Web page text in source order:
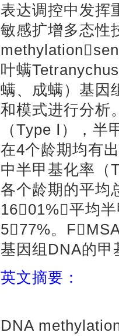
表达调控中发挥
敏感扩增多态性
叶螨
螨、成螨）基因
和模式进行分析
（Type Ⅰ），
在4个龄期均有
中半甲基化率（
各个龄期的平均
1601%，平均
577%。
基因组DNA的甲
英文摘要：
DNA